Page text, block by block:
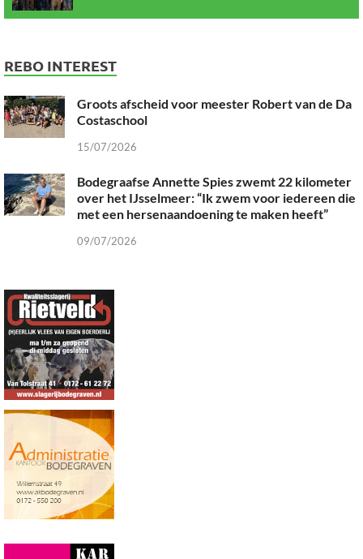
REBO INTEREST
Groots afscheid voor meester Robert van de Da
Costaschool
15/07/2026
Bodegraafse Annette Spies zwemt 22 kilometer
over het IJsselmeer: “Ik zwem voor iedereen die
met een hersenaandoening te maken heeft”
09/07/2026